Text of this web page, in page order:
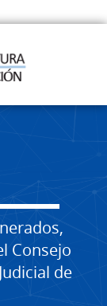
Consejo
de